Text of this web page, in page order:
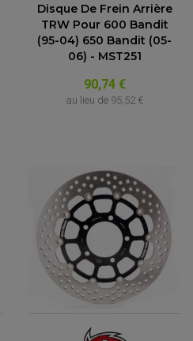
Disque De Frein Arrière
TRW Pour 600 Bandit
(95-04) 650 Bandit (05-
06) - MST251
90,74 €
au lieu de 95,52 €